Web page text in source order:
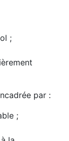
;
par :
;